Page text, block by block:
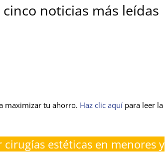
noticias más leídas
maximizar tu ahorro. Haz clic aquí para leer la
estéticas en menores y